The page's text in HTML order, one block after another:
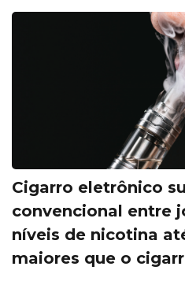
Cigarro eletrônico
convencional entre
níveis de nicotina
maiores que o